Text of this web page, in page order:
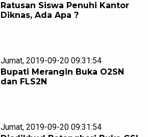
Ratusan Siswa Penuhi Kantor
Diknas, Ada Apa ?
Jumat, 2019-09-20 09:31:54
Bupati Merangin Buka O2SN
dan FLS2N
Jumat, 2019-09-20 09:31:54